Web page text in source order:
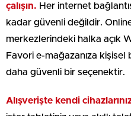
çalışın. Her internet
kadar güvenli değildir. Online
merkezlerindeki halka açık
Favori e-mağazanıza kişisel
daha güvenli bir seçenektir.
Alışverişte kendi